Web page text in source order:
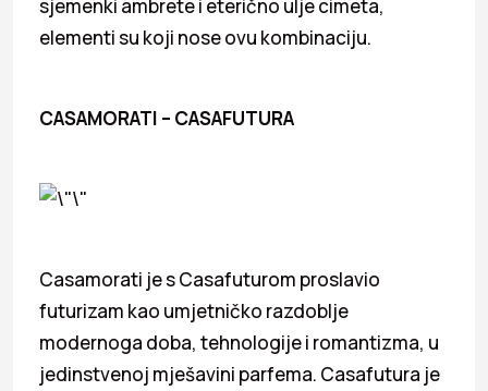
sjemenki ambrete i eterično ulje cimeta,
elementi su koji nose ovu kombinaciju.
CASAMORATI – CASAFUTURA
Casamorati je s Casafuturom proslavio
futurizam kao umjetničko razdoblje
modernoga doba, tehnologije i romantizma, u
jedinstvenoj mješavini parfema. Casafutura je